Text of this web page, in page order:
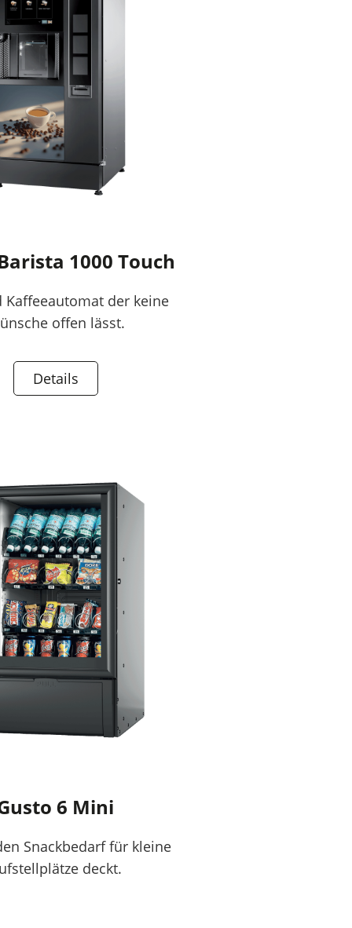
1000 Touch
Kaffeeautomat der keine
offen lässt.
Details
6 Mini
Snackbedarf für kleine
deckt.